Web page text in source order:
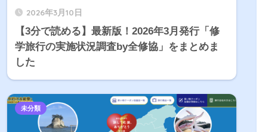
2026年3月10日
【3分で読める】最新版！2026年3月発行「修
学旅行の実施状況調査by全修協」をまとめま
した
未分類